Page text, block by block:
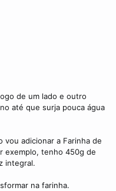
de um lado e outro
até que surja pouca água
adicionar a Farinha de
exemplo, tenho 450g de
integral.
na farinha.